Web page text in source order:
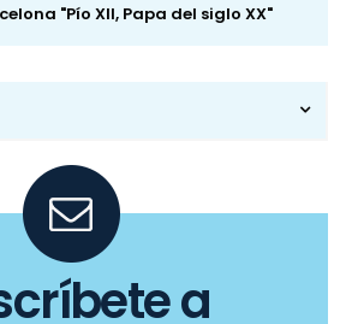
"Pío XII, Papa del siglo XX"
a